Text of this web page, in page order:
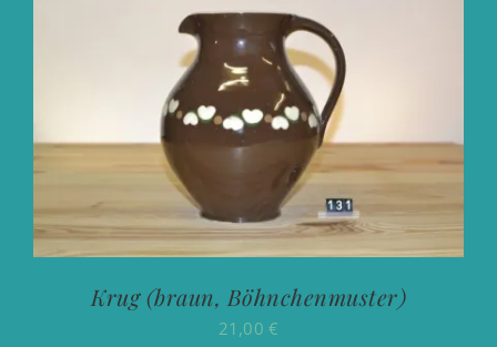
Krug (braun, Böhnchenmuster)
21,00€